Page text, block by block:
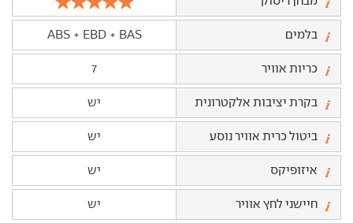
בלמים ABS + EBD + BAS
כריות אוויר 7
בקרת יציבות אלקטרונית יש
ביטול כרית אוויר נוסע יש
איזופיקס יש
חיישני לחץ אוויר יש